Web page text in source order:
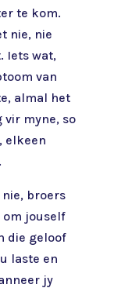
te kom.
nie, nie
Iets wat,
van
almal het
myne, so
elkeen
nie, broers
om jouself
die geloof
laste en
jy